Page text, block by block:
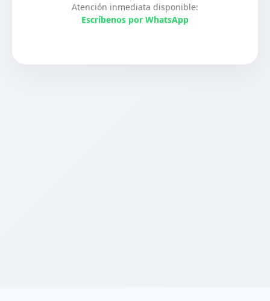
Atención inmediata disponible:
Escríbenos por WhatsApp